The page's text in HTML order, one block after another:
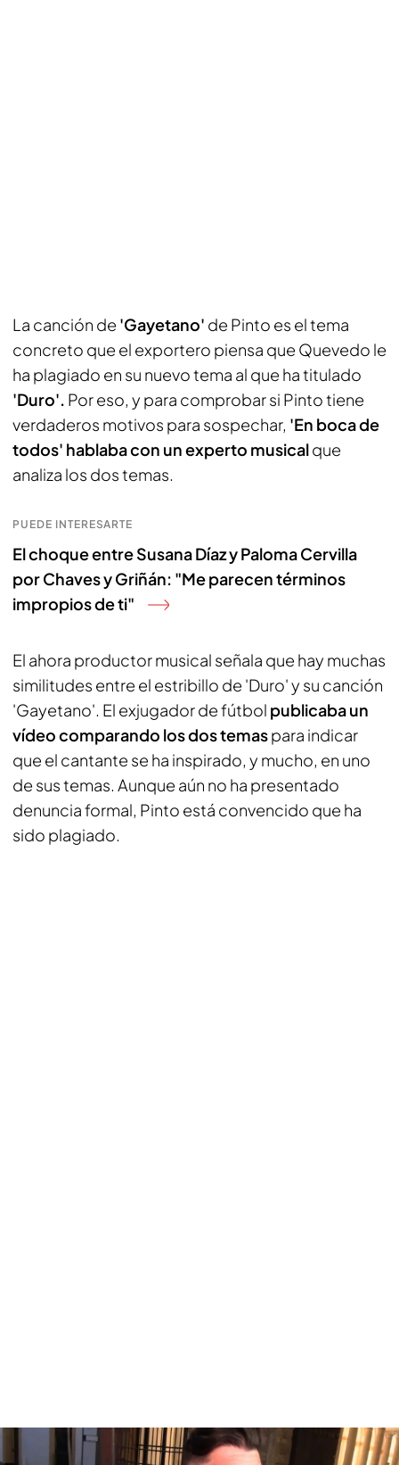
La canción de 'Gayetano' de Pinto es el tema
concreto que el exportero piensa que Quevedo le
ha plagiado en su nuevo tema al que ha titulado
'Duro'. Por eso, y para comprobar si Pinto tiene
verdaderos motivos para sospechar, 'En boca de
todos' hablaba con un experto musicalque
analiza los dos temas.
PUEDE INTERESARTE
El choque entre Susana Díaz y Paloma Cervilla
por Chaves y Griñán: "Me parecen términos
impropios de ti"
El ahora productor musical señala que hay muchas
similitudes entre el estribillo de 'Duro' y su canción
'Gayetano'. El exjugador de fútbol publicaba un
vídeo comparando los dos temaspara indicar
que el cantante se ha inspirado, y mucho, en uno
de sus temas. Aunque aún no ha presentado
denuncia formal, Pinto está convencido que ha
sido plagiado.